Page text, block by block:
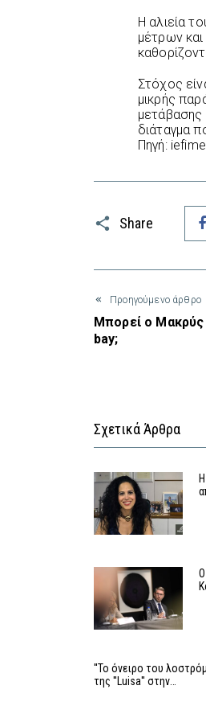
Η αλιεία
μέτρων
Στόχος
μικρής
μετάβασης
διάταγμα
Πηγή:
Share
Προηγούμενο άρθρο
Μπορεί ο Μακρύς
bay;
Σχετικά Άρθρα
''Το όνειρο του
της ''Luisa'' στην…